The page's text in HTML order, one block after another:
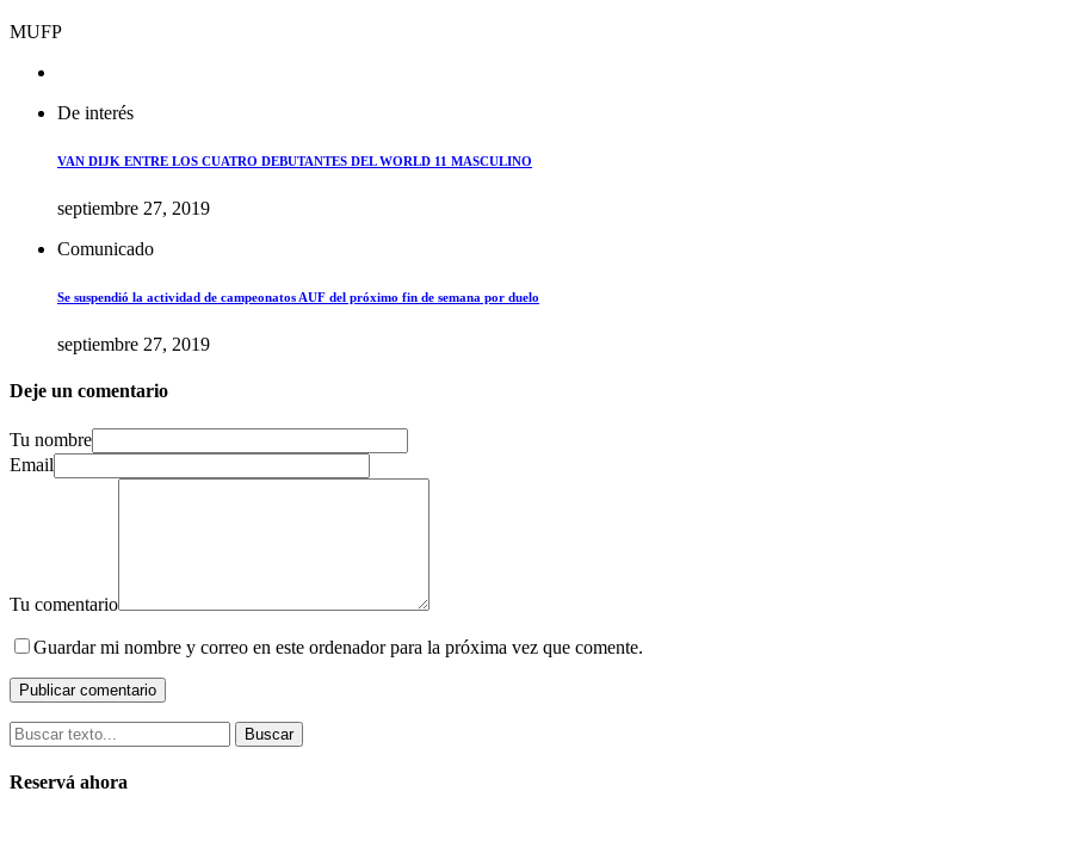
MUFP
De interés
VAN DIJK ENTRE LOS CUATRO DEBUTANTES DEL WORLD 11 MASCULINO
septiembre 27, 2019
Comunicado
Se suspendió la actividad de campeonatos AUF del próximo fin de semana por duelo
septiembre 27, 2019
Deje un comentario
Tu nombre
Email
Tu comentario
Guardar mi nombre y correo en este ordenador para la próxima vez que comente.
Buscar
Reservá ahora